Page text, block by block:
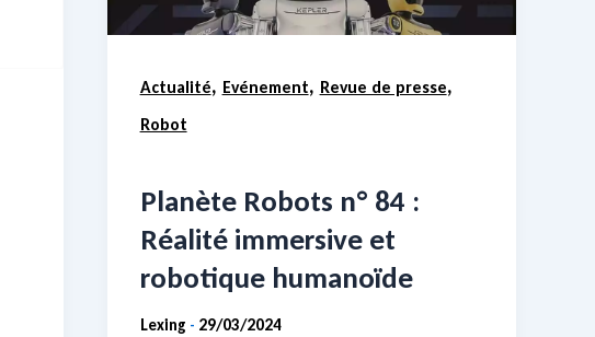
Actualité, Evénement, Revue de presse,
Robot
Planète Robots n° 84 :
Réalité immersive et
robotique humanoïde
Lexing - 29/03/2024